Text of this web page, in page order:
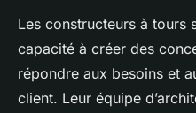
Les constructeurs à tours
capacité à créer des
répondre aux besoins et
client. Leur équipe